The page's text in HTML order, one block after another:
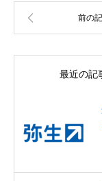
最近の記